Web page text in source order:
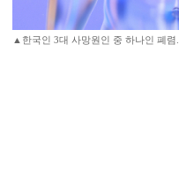
▲한국인 3대 사망원인 중 하나인 폐렴.